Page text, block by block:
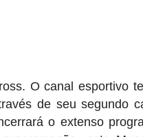
O canal esportivo
de seu segundo
o extenso